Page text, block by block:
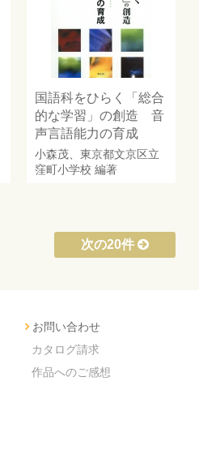
国語科をひらく「総合
的な学習」の創造 音
声言語能力の育成
小森茂、 東京都文京区立
窪町小学校 編著
次の20件
お問い合わせ
カタログ請求
作品へのご感想